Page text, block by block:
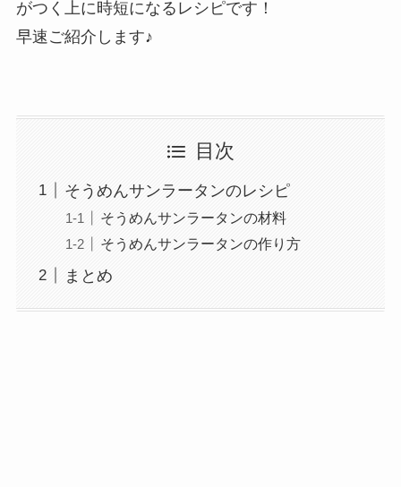
がつく上に時短になるレシピです！
早速ご紹介します♪
目次
そうめんサンラータンのレシピ
そうめんサンラータンの材料
そうめんサンラータンの作り方
まとめ